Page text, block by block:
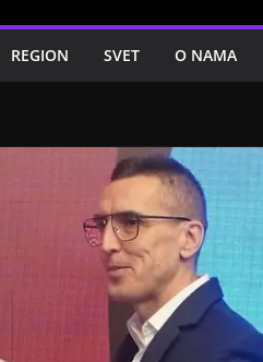
REGION SVET O NAMA